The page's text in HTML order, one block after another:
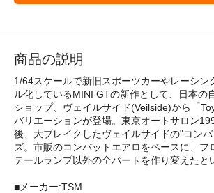
商品の説明
1/64スケールで新旧スポーツカーやレーシン
ル化しているMINI GTの新作として、日本の
ショップ、ヴェイルサイド(Veilside)から「
バリエーションが登場。東京オートサロン
後、大ブレイクしたヴェイルサイドの"コン
ズ。市販のコンバットエアロをベースに、フ
テールランプ以外の全パートを作り変えたと
■メーカー:TSM